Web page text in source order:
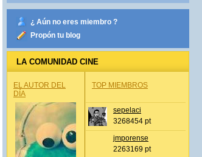
¿ Aún no eres miembro ?
Propón tu blog
LA COMUNIDAD CINE
EL AUTOR DEL
DÍA
TOP MIEMBROS
sepelaci
3268454 pt
jmporense
2263169 pt